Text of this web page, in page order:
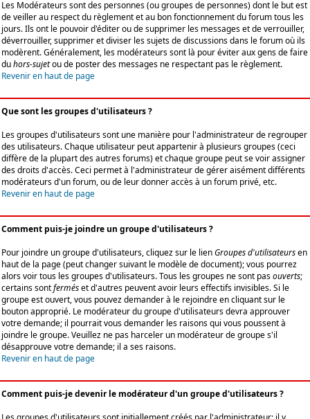
Les Modérateurs sont des personnes (ou groupes de personnes) dont le but est
de veiller au respect du règlement et au bon fonctionnement du forum tous les
jours. Ils ont le pouvoir d'éditer ou de supprimer les messages et de verrouiller,
déverrouiller, supprimer et diviser les sujets de discussions dans le forum où ils
modèrent. Généralement, les modérateurs sont là pour éviter aux gens de faire
duhors-sujetou de poster des messages ne respectant pas le règlement.
Revenir en haut de page
Que sont les groupes d'utilisateurs ?
Les groupes d'utilisateurs sont une manière pour l'administrateur de regrouper
des utilisateurs. Chaque utilisateur peut appartenir à plusieurs groupes (ceci
diffère de la plupart des autres forums) et chaque groupe peut se voir assigner
des droits d'accès. Ceci permet à l'administrateur de gérer aisément différents
modérateurs d'un forum, ou de leur donner accès à un forum privé, etc.
Revenir en haut de page
Comment puis-je joindre un groupe d'utilisateurs ?
Pour joindre un groupe d'utilisateurs, cliquez sur le lienGroupes d'utilisateursen
haut de la page (peut changer suivant le modèle de document); vous pourrez
alors voir tous les groupes d'utilisateurs. Tous les groupes ne sont pasouverts;
certains sontferméset d'autres peuvent avoir leurs effectifs invisibles. Si le
groupe est ouvert, vous pouvez demander à le rejoindre en cliquant sur le
bouton approprié. Le modérateur du groupe d'utilisateurs devra approuver
votre demande; il pourrait vous demander les raisons qui vous poussent à
joindre le groupe. Veuillez ne pas harceler un modérateur de groupe s'il
désapprouve votre demande; il a ses raisons.
Revenir en haut de page
Comment puis-je devenir le modérateur d'un groupe d'utilisateurs ?